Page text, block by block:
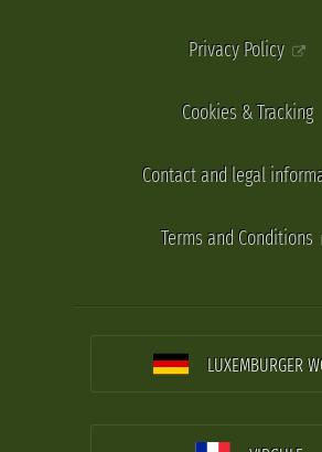
Privacy Policy
Cookies & Tracking
Contact and legal
Terms and Conditions
LUXEMBURGER